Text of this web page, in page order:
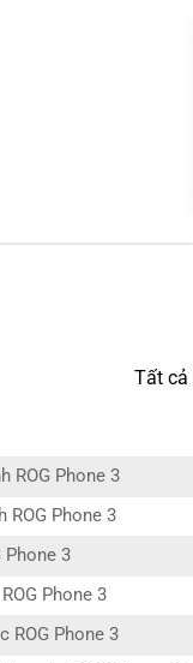
Tất cả
ROG Phone 3
ROG Phone 3
Phone 3
Phone 3
ROG Phone 3